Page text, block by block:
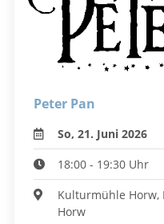
Peter Pan
So, 21. Juni 2026
18:00 - 19:30 Uhr
Kulturmühle Horw,
Horw